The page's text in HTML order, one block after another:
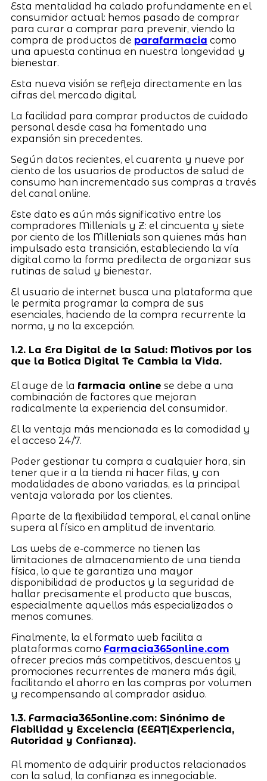
Esta mentalidad ha calado profundamente en el
consumidor actual: hemos pasado de comprar
para curar a comprar para prevenir, viendo la
compra de productos de parafarmacia como
una apuesta continua en nuestra longevidad y
bienestar.
Esta nueva visión se refleja directamente en las
cifras del mercado digital.
La facilidad para comprar productos de cuidado
personal desde casa ha fomentado una
expansión sin precedentes.
Según datos recientes, el cuarenta y nueve por
ciento de los usuarios de productos de salud de
consumo han incrementado sus compras a través
del canal online.
Este dato es aún más significativo entre los
compradores Millenials y Z: el cincuenta y siete
por ciento de los Millenials son quienes más han
impulsado esta transición, estableciendo la vía
digital como la forma predilecta de organizar sus
rutinas de salud y bienestar.
El usuario de internet busca una plataforma que
le permita programar la compra de sus
esenciales, haciendo de la compra recurrente la
norma, y no la excepción.
1.2. La Era Digital de la Salud: Motivos por los
que la Botica Digital Te Cambia la Vida.
El auge de la farmacia online se debe a una
combinación de factores que mejoran
radicalmente la experiencia del consumidor.
El la ventaja más mencionada es la comodidad y
el acceso 24/7.
Poder gestionar tu compra a cualquier hora, sin
tener que ir a la tienda ni hacer filas, y con
modalidades de abono variadas, es la principal
ventaja valorada por los clientes.
Aparte de la flexibilidad temporal, el canal online
supera al físico en amplitud de inventario.
Las webs de e-commerce no tienen las
limitaciones de almacenamiento de una tienda
física, lo que te garantiza una mayor
disponibilidad de productos y la seguridad de
hallar precisamente el producto que buscas,
especialmente aquellos más especializados o
menos comunes.
Finalmente, la el formato web facilita a
plataformas como Farmacia365online.com
ofrecer precios más competitivos, descuentos y
promociones recurrentes de manera más ágil,
facilitando el ahorro en las compras por volumen
y recompensando al comprador asiduo.
1.3. Farmacia365online.com: Sinónimo de
Fiabilidad y Excelencia (EEAT|Experiencia,
Autoridad y Confianza).
Al momento de adquirir productos relacionados
con la salud, la confianza es innegociable.